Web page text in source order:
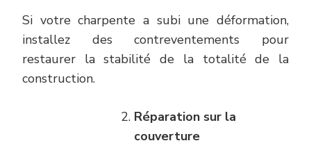
Si votre charpente a subi une déformation,
installez des contreventements pour
restaurer la stabilité de la totalité de la
construction.
Réparation sur la
couverture